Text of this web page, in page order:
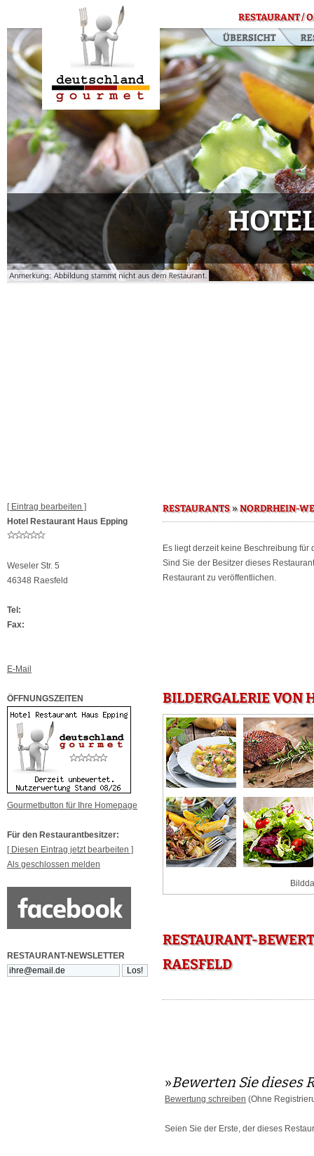
RESTAURANT /
[ Eintrag bearbeiten ]
Hotel Restaurant Haus Epping
Weseler Str. 5
46348 Raesfeld
Tel:
Fax:
E-Mail
ÖFFNUNGSZEITEN
Gourmetbutton für Ihre Homepage
Für den Restaurantbesitzer:
[ Diesen Eintrag jetzt bearbeiten ]
Als geschlossen melden
RESTAURANT-NEWSLETTER
RESTAURANTS»NORDRHEIN-
Es liegt derzeit keine Beschreibung für
Sind Sie der Besitzer dieses
Restaurant zu veröffentlichen.
BILDERGALERIE VON
RESTAURANT-
RAESFELD
»Bewerten Sie dieses
Bewertung schreiben (Ohne
Seien Sie der Erste, der dieses